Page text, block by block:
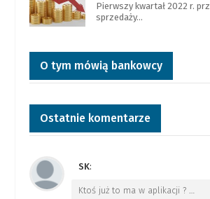
Pierwszy kwartał 2022 r.
sprzedaży…
O tym mówią bankowcy
Ostatnie komentarze
SK:
Ktoś już to ma w aplikacji ? …